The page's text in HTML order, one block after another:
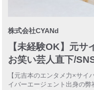
株式会社CYANd
【未経験OK】元サ
お笑い芸人直下/
【元吉本のエンタメ力×サイ
イバーエージェント出身の